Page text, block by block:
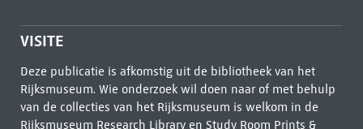
VISITE
Deze publicatie is afkomstig uit de bibliotheek van het
Rijksmuseum. Wie onderzoek wil doen naar of met behulp
van de collecties van het Rijksmuseum is welkom in de
Rijksmuseum Research Libraryen Study Room Prints &